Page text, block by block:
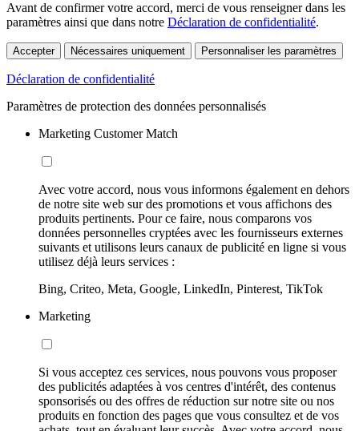
Avant de confirmer votre accord, merci de vous renseigner dans les
paramètres ainsi que dans notre Déclaration de confidentialité.
Accepter Nécessaires uniquement Personnaliser les paramètres
Déclaration de confidentialité
Paramètres de protection des données personnalisés
Marketing Customer Match
Avec votre accord, nous vous informons également en dehors
de notre site web sur des promotions et vous affichons des
produits pertinents. Pour ce faire, nous comparons vos
données personnelles cryptées avec les fournisseurs externes
suivants et utilisons leurs canaux de publicité en ligne si vous
utilisez déjà leurs services :
Bing, Criteo, Meta, Google, LinkedIn, Pinterest, TikTok
Marketing
Si vous acceptez ces services, nous pouvons vous proposer
des publicités adaptées à vos centres d'intérêt, des contenus
sponsorisés ou des offres de réduction sur notre site ou nos
produits en fonction des pages que vous consultez et de vos